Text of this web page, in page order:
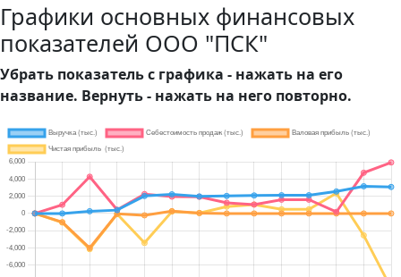
Графики основных финансовых
показателей ООО "ПСК"
Убрать показатель с графика - нажать на его
название. Вернуть - нажать на него повторно.